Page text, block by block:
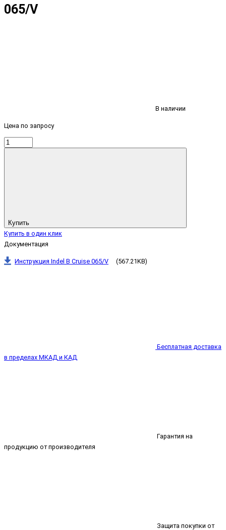
065/V
В наличии
Цена по запросу
Купить
Купить в один клик
Документация
Инструкция Indel B Cruise 065/V (567.21KB)
Бесплатная доставка
в пределах МКАД и КАД
Гарантия на
продукцию от производителя
Защита покупки от